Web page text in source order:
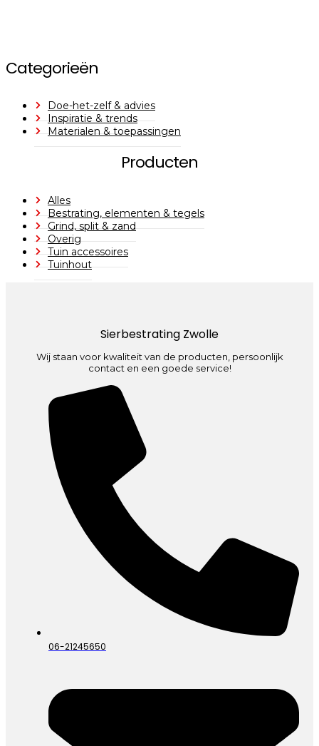
Categorieën
Doe-het-zelf & advies
Inspiratie & trends
Materialen & toepassingen
Producten
Alles
Bestrating, elementen & tegels
Grind, split & zand
Overig
Tuin accessoires
Tuinhout
Sierbestrating Zwolle
Wij staan voor kwaliteit van de producten, persoonlijk
contact en een goede service!
06-21245650